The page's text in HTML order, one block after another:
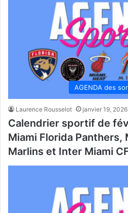
AGENDA des
Laurence Rousselot janvier 19, 2026
Calendrier sportif de
Miami Florida Panthers,
Marlins et Inter Miami